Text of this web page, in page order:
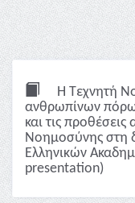
Η Τεχνητή
ανθρωπίνων
και τις
Νοημοσύνης στη
Ελληνικών
presentation)